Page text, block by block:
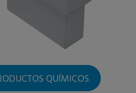
QUÍMICOS